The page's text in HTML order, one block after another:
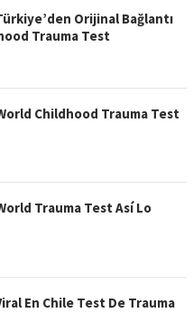
Orijinal Bağlantı
Trauma Test
Childhood Trauma Test
Trauma Test Así Lo
En Chile Test De Trauma